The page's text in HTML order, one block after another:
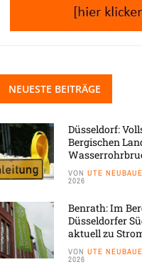
NEUESTE BEITRÄGE
Düsseldorf:
Bergischen
VON UTE
2026
Benrath: Im
Düsseldorfer
aktuell zu
VON UTE
2026